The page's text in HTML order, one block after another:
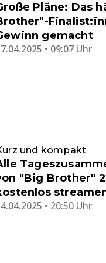
Pläne: Das
gemacht
• 09:07 Uhr
und kompakt
"Big Brother"
• 20:50 Uhr